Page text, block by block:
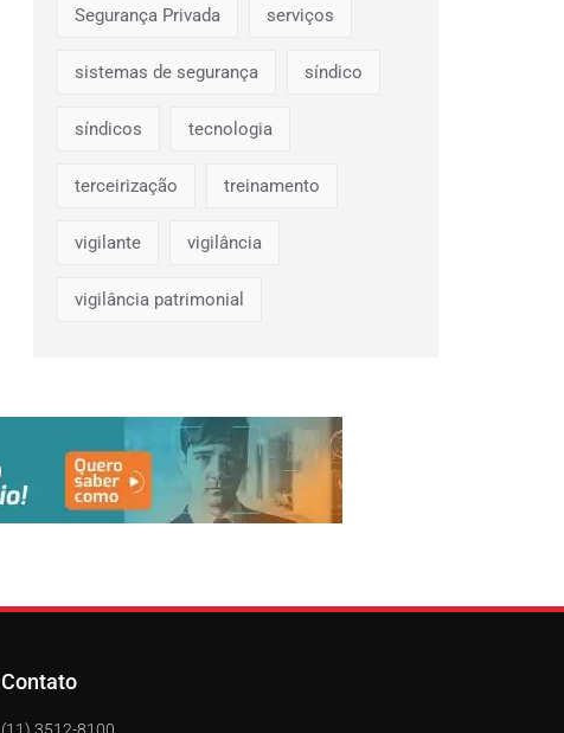
Segurança Privada serviços
sistemas de segurança síndico
síndicos tecnologia
terceirização treinamento
vigilante vigilância
vigilância patrimonial
Contato
(11) 3512-8100